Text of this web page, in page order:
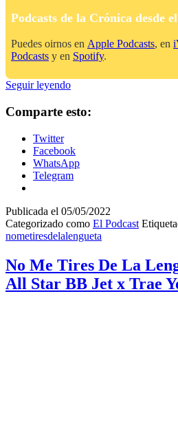
Podcasts de la Crónica desde
Puedes oirnos en Apple Podcasts, en
Podcasts y en Spotify.
Seguir leyendoNo
Tires
Lengüeta:
Cap.
22
–
8
x
Curry
9
Comparte esto:
Twitter
Facebook
WhatsApp
Telegram
Publicada el 05/05/2022
Categorizado como El Podcast
nometiresdelalengueta
No Me Tires De La
All Star BB Jet x Trae